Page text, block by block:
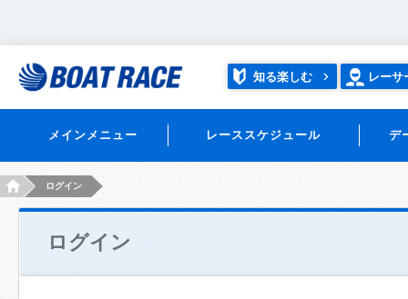
知る楽しむ レーサ
メインメニュー レーススケジュール デ
HOMEログイン
ログイン